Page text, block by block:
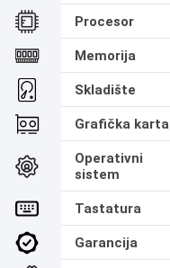
Procesor
Memorija
Skladište
Grafička karta
Operativni
sistem
Tastatura
Garancija